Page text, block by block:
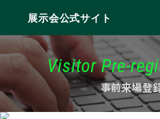
展示会公式サイト
Visitor Pre-
事前来場登